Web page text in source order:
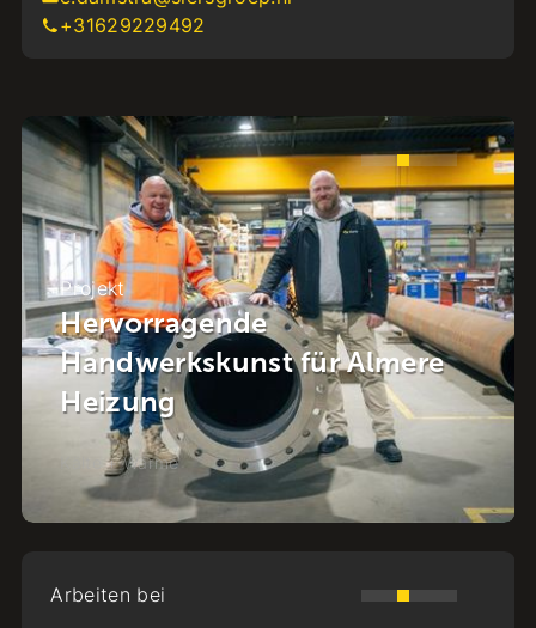
+31629229492
Projekt
Energie im Viertel: Die
Energiewende im Herzen von
Raalte
Kälte + Wärme - Raalte
Arbeiten bei